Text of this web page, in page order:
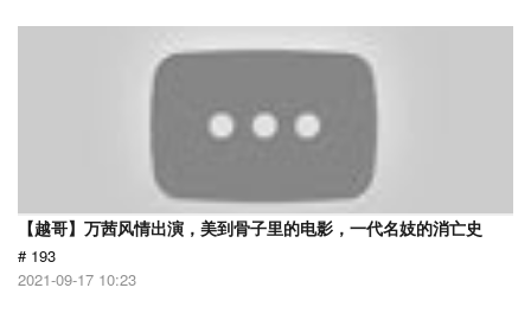
【越哥】万茜风情出演，美到骨子里的电影，一代名妓的消亡史
# 193
2021-09-17 10:23